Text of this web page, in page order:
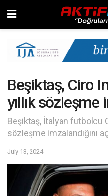
Beşiktaş, Ciro
yıllık sözleşme
Beşiktaş, İtalyan futbolcu
sözleşme imzalandığını
July 13, 2024